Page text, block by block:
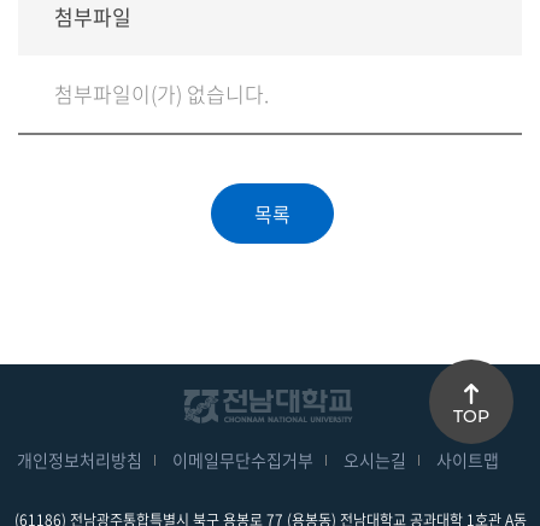
첨부파일
첨부파일이(가) 없습니다.
개인정보처리방침 이메일무단수집거부 오시는길 사이트맵
(61186) 전남광주통합특별시 북구 용봉로 77 (용봉동) 전남대학교 공과대학 1호관 A동
TOP